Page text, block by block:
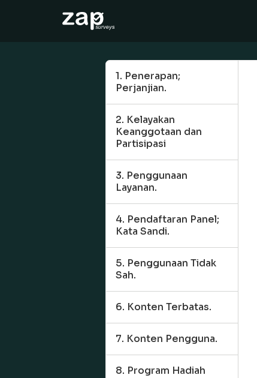
1. Penerapan;
Perjanjian.
2. Kelayakan
Keanggotaan dan
Partisipasi
3. Penggunaan
Layanan.
4. Pendaftaran Panel;
Kata Sandi.
5. Penggunaan Tidak
Sah.
6. Konten Terbatas.
7. Konten Pengguna.
8. Program Hadiah